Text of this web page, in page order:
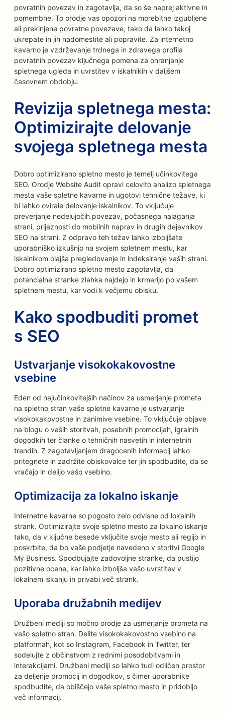
povratnih povezav in zagotavlja, da so še naprej aktivne in
pomembne. To orodje vas opozori na morebitne izgubljene
ali prekinjene povratne povezave, tako da lahko takoj
ukrepate in jih nadomestite ali popravite. Za internetno
kavarno je vzdrževanje trdnega in zdravega profila
povratnih povezav ključnega pomena za ohranjanje
spletnega ugleda in uvrstitev v iskalnikih v daljšem
časovnem obdobju.
Revizija spletnega mesta:
Optimizirajte delovanje
svojega spletnega mesta
Dobro optimizirano spletno mesto je temelj učinkovitega
SEO. Orodje Website Audit opravi celovito analizo spletnega
mesta vaše spletne kavarne in ugotovi tehnične težave, ki
bi lahko ovirale delovanje iskalnikov. To vključuje
preverjanje nedelujočih povezav, počasnega nalaganja
strani, prijaznosti do mobilnih naprav in drugih dejavnikov
SEO na strani. Z odpravo teh težav lahko izboljšate
uporabniško izkušnjo na svojem spletnem mestu, kar
iskalnikom olajša pregledovanje in indeksiranje vaših strani.
Dobro optimizirano spletno mesto zagotavlja, da
potencialne stranke zlahka najdejo in krmarijo po vašem
spletnem mestu, kar vodi k večjemu obisku.
Kako spodbuditi promet
s SEO
Ustvarjanje visokokakovostne
vsebine
Eden od najučinkovitejših načinov za usmerjanje prometa
na spletno stran vaše spletne kavarne je ustvarjanje
visokokakovostne in zanimive vsebine. To vključuje objave
na blogu o vaših storitvah, posebnih promocijah, igralnih
dogodkih ter članke o tehničnih nasvetih in internetnih
trendih. Z zagotavljanjem dragocenih informacij lahko
pritegnete in zadržite obiskovalce ter jih spodbudite, da se
vračajo in delijo vašo vsebino.
Optimizacija za lokalno iskanje
Internetne kavarne so pogosto zelo odvisne od lokalnih
strank. Optimizirajte svoje spletno mesto za lokalno iskanje
tako, da v ključne besede vključite svoje mesto ali regijo in
poskrbite, da bo vaše podjetje navedeno v storitvi Google
My Business. Spodbujajte zadovoljne stranke, da pustijo
pozitivne ocene, kar lahko izboljša vašo uvrstitev v
lokalnem iskanju in privabi več strank.
Uporaba družabnih medijev
Družbeni mediji so močno orodje za usmerjanje prometa na
vašo spletno stran. Delite visokokakovostno vsebino na
platformah, kot so Instagram, Facebook in Twitter, ter
sodelujte z občinstvom z rednimi posodobitvami in
interakcijami. Družbeni mediji so lahko tudi odličen prostor
za deljenje promocij in dogodkov, s čimer uporabnike
spodbudite, da obiščejo vaše spletno mesto in pridobijo
več informacij.